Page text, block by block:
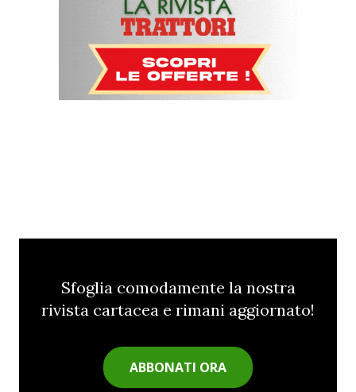
Sfoglia comodamente la nostra
rivista cartacea e rimani aggiornato!
ABBONATI ORA